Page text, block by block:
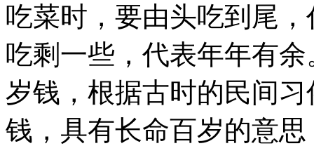
吃菜时，要由头吃到尾
吃剩一些，代表年年有
岁钱，根据古时的民间
钱，具有长命百岁的意